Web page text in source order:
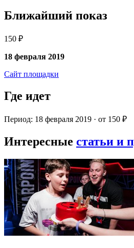
Ближайший показ
150 ₽
18 февраля 2019
Сайт площадки
Где идет
Период: 18 февраля 2019 · от 150 ₽
Интересные статьи и